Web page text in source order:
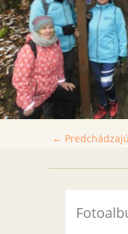
←